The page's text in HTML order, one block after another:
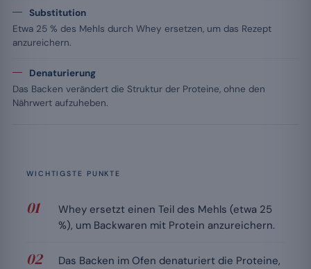
Substitution
Etwa 25 % des Mehls durch Whey ersetzen, um das Rezept
anzureichern.
Denaturierung
Das Backen verändert die Struktur der Proteine, ohne den
Nährwert aufzuheben.
WICHTIGSTE PUNKTE
Whey ersetzt einen Teil des Mehls (etwa 25
%), um Backwaren mit Protein anzureichern.
Das Backen im Ofen denaturiert die Proteine,